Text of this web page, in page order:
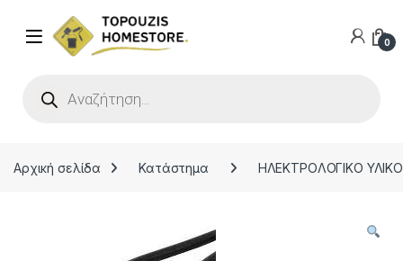
0
Αρχική σελίδα Κατάστημα ΗΛΕΚΤΡΟΛΟΓΙΚΟ ΥΛΙΚΟ